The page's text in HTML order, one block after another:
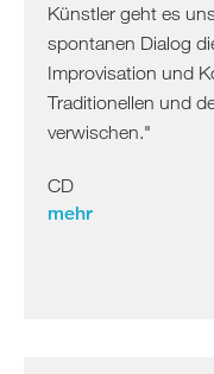
Künstler geht es
spontanen Dialog
Improvisation und
Traditionellen und
verwischen."
CD
mehr